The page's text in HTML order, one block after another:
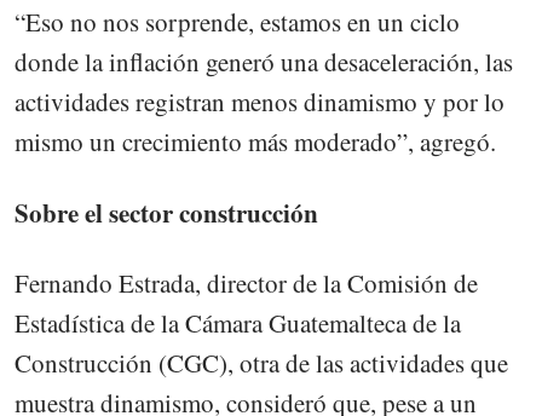
“Eso no nos sorprende, estamos en un ciclo
donde la inflación generó una desaceleración, las
actividades registran menos dinamismo y por lo
mismo un crecimiento más moderado”, agregó.
Sobre el sector construcción
Fernando Estrada, director de la Comisión de
Estadística de la Cámara Guatemalteca de la
Construcción (CGC), otra de las actividades que
muestra dinamismo, consideró que, pese a un